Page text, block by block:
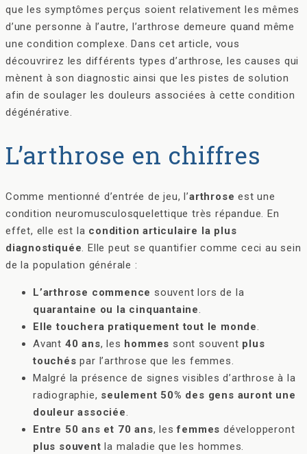
que les symptômes perçus soient relativement les mêmes
d’une personne à l’autre, l’arthrose demeure quand même
une condition complexe. Dans cet article, vous
découvrirez les différents types d’arthrose, les causes qui
mènent à son diagnostic ainsi que les pistes de solution
afin de soulager les douleurs associées à cette condition
dégénérative.
L’arthrose en chiffres
Comme mentionné d’entrée de jeu, l’arthrose est une
condition neuromusculosquelettique très répandue. En
effet, elle est la condition articulaire la plus
diagnostiquée. Elle peut se quantifier comme ceci au sein
de la population générale :
L’arthrose commence souvent lors de la
quarantaine ou la cinquantaine.
Elle touchera pratiquement tout le monde.
Avant 40 ans, les hommes sont souvent plus
touchés par l’arthrose que les femmes.
Malgré la présence de signes visibles d’arthrose à la
radiographie, seulement 50% des gens auront une
douleur associée.
Entre 50 ans et 70 ans, lesfemmes développeront
plus souvent la maladie que les hommes.